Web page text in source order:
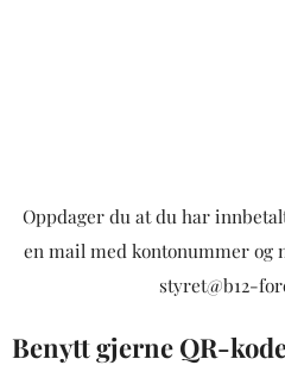
Oppdager du at du har
en mail med kontonummer og
styret@b12-
Benytt gjerne QR-